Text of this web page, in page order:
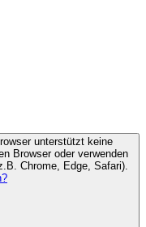
unterstützt keine
Browser oder verwenden
Chrome, Edge, Safari).